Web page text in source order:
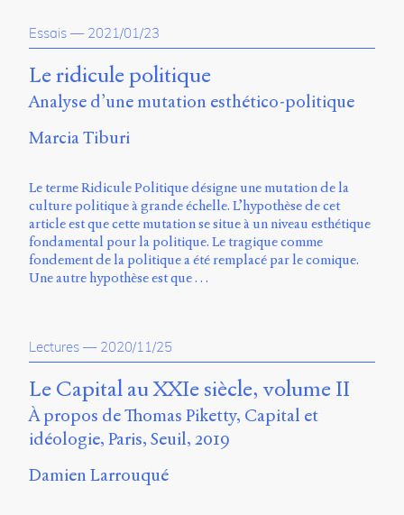
Essais — 2021/01/23
Le ridicule politique
Analyse d’une mutation esthético-politique
Marcia Tiburi
Le terme Ridicule Politique désigne une mutation de la
culture politique à grande échelle. L’hypothèse de cet
article est que cette mutation se situe à un niveau esthétique
fondamental pour la politique. Le tragique comme
fondement de la politique a été remplacé par le comique.
Une autre hypothèse est que …
Lectures — 2020/11/25
Le Capital au XXIe siècle, volume II
À propos de Thomas Piketty, Capital et
idéologie, Paris, Seuil, 2019
Damien Larrouqué